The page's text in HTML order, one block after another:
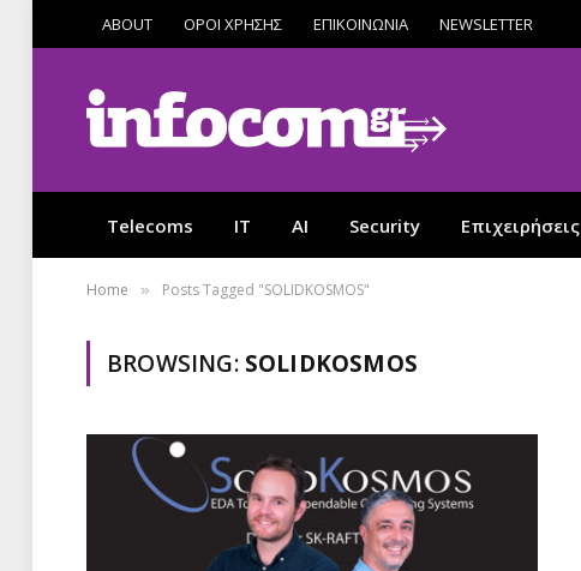
ABOUT ΟΡΟΙ ΧΡΗΣΗΣ ΕΠΙΚΟΙΝΩΝΙΑ NEWSLETTER
Telecoms IT AI Security Επιχειρήσεις
Home » Posts Tagged "SOLIDKOSMOS"
BROWSING: SOLIDKOSMOS